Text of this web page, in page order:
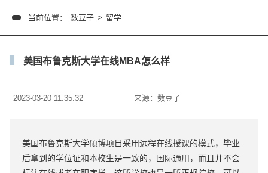
当前位置： 数豆子 > 留学
美国布鲁克斯大学在线MBA怎么样
2023-03-20 11:35:32 来源： 数豆子
美国布鲁克斯大学硕博项目采用远程在线授课的模式，毕业
后拿到的学位证和本校生是一致的，国际通用，而且并不会